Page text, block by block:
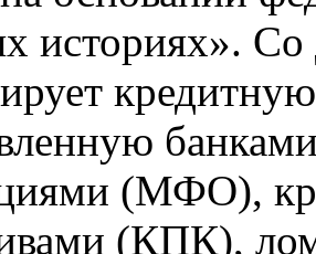
историях».
(МФО),
(КПК),